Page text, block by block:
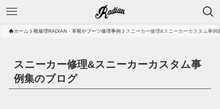
ホーム 靴修理RADIAN・革靴やブーツ修理事例 スニーカー修理&スニーカーカスタム事例
スニーカー修理&スニーカーカスタム事
例集のブログ